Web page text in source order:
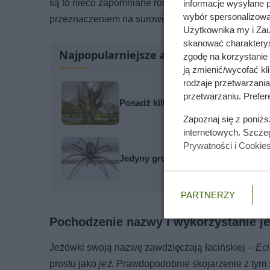
są to nieco zapomniane rośliny lecznicze. Powoli
przeznaczeniem na surowiec dla przemysłu
Najpopularniejsze artykuły
Posadź kilka takich drzew w
Jedyny groźny pająk w Polsce
Pochodzenie nazwy i wykorzystanie
Jeżówki swoją nazwę zawdzięczają łacińskiej –
prostu jako jeż. Prawdopodobnie skojarzenie z
informacje wysyłane
wybór
Użytkownika my i
skanować
zgodę na
ją zmienić/wycofać
rodzaje
przetwarzaniu.
Zapoznaj się z
internetowych.
Prywatności i
PARTNERZY